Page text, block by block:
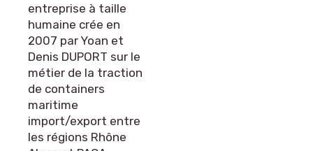
entreprise à taille
humaine crée en
2007 par Yoan et
Denis DUPORT sur le
métier de la traction
de containers
maritime
import/export entre
les régions Rhône